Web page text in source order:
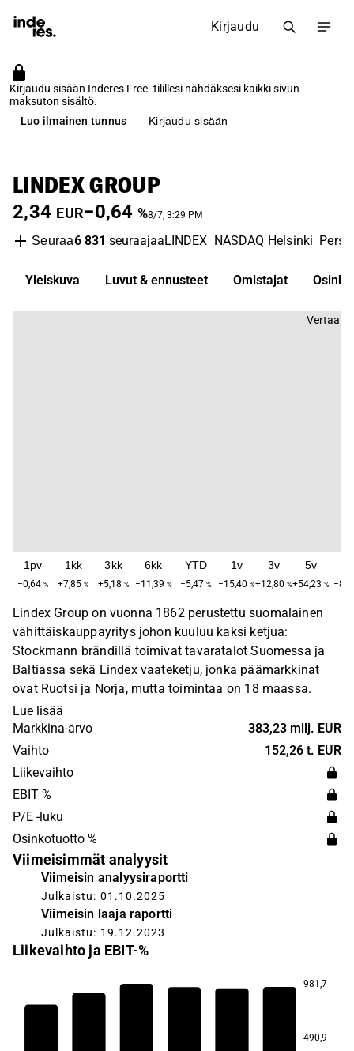
Kirjaudu
Kirjaudu sisään Inderes Free -tilillesi nähdäksesi kaikki sivun
maksuton sisältö.
Luo ilmainen tunnus
Kirjaudu sisään
LINDEX GROUP
2,34 EUR−0,64 %8/7, 3:29 PM
Seuraa6 831 seuraajaaLINDEX NASDAQ Helsinki
Yleiskuva Luvut & ennusteet Omistajat Osinko
Vertaa
1pv
−0,64 %
1kk
+7,85 %
3kk
+5,18 %
6kk
−11,39 %
YTD
−5,47 %
1v
−15,40 %
3v
+12,80 %
5v
+54,23 %
Lindex Group on vuonna 1862 perustettu suomalainen
vähittäiskauppayritys johon kuuluu kaksi ketjua:
Stockmann brändillä toimivat tavaratalot Suomessa ja
Baltiassa sekä Lindex vaateketju, jonka päämarkkinat
ovat Ruotsi ja Norja, mutta toimintaa on 18 maassa.
Lue lisää
Markkina-arvo
383,23 milj. EUR
Vaihto
152,26 t. EUR
Liikevaihto
EBIT %
P/E -luku
Osinkotuotto %
Viimeisimmät analyysit
Viimeisin analyysiraportti
Julkaistu: 01.10.2025
Viimeisin laaja raportti
Julkaistu: 19.12.2023
Liikevaihto ja EBIT-%
981,7
490,9